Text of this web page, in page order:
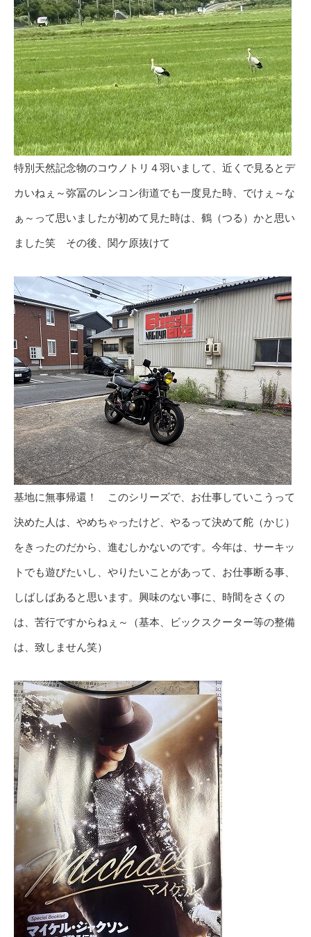
特別天然記念物のコウノトリ４羽いまして、近くで見るとデ
カいねぇ～弥冨のレンコン街道でも一度見た時、でけぇ～な
ぁ～って思いましたが初めて見た時は、鶴（つる）かと思い
ました笑 その後、関ケ原抜けて
基地に無事帰還！ このシリーズで、お仕事していこうって
決めた人は、やめちゃったけど、やるって決めて舵（かじ）
をきったのだから、進むしかないのです。今年は、サーキッ
トでも遊びたいし、やりたいことがあって、お仕事断る事、
しばしばあると思います。興味のない事に、時間をさくの
は、苦行ですからねぇ～（基本、ビックスクーター等の整備
は、致しません笑）